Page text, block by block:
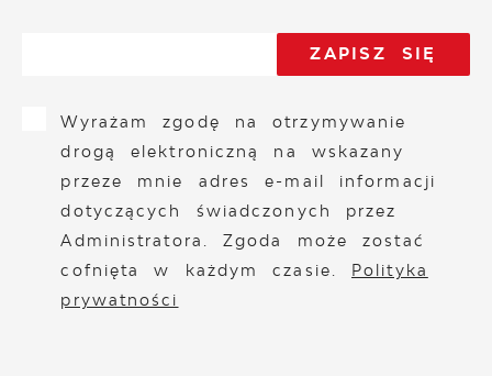
Wyrażam zgodę na otrzymywanie
drogą elektroniczną na wskazany
przeze mnie adres e-mail informacji
dotyczących świadczonych przez
Administratora. Zgoda może zostać
cofnięta w każdym czasie. Polityka
prywatności